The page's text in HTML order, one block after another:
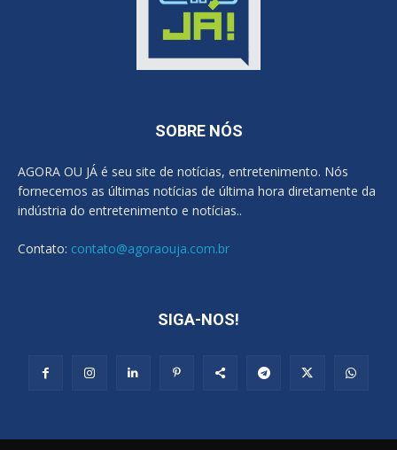
SOBRE NÓS
AGORA OU JÁ é seu site de notícias, entretenimento. Nós
fornecemos as últimas notícias de última hora diretamente da
indústria do entretenimento e notícias..
Contato: contato@agoraouja.com.br
SIGA-NOS!